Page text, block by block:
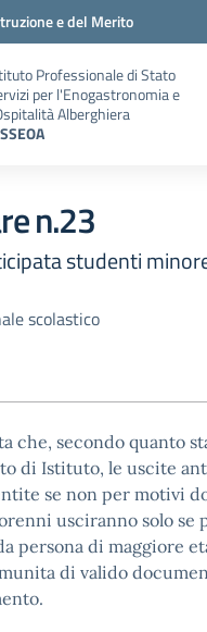
e del Merito
Professionale di Stato
per l'Enogastronomia e
Alberghiera
n.23
studenti
scolastico
che, secondo quanto
di Istituto, le uscite
se non per motivi
usciranno solo se
persona di maggiore
di valido